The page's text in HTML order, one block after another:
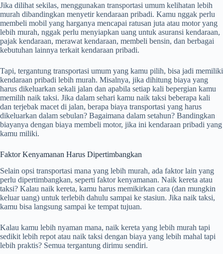
Jika dilihat sekilas, menggunakan transportasi umum kelihatan lebih
murah dibandingkan menyetir kendaraan pribadi. Kamu nggak perlu
membeli mobil yang harganya mencapai ratusan juta atau motor yang
lebih murah, nggak perlu menyiapkan uang untuk asuransi kendaraan,
pajak kendaraan, merawat kendaraan, membeli bensin, dan berbagai
kebutuhan lainnya terkait kendaraan pribadi.
Tapi, tergantung transportasi umum yang kamu pilih, bisa jadi memiliki
kendaraan pribadi lebih murah. Misalnya, jika dihitung biaya yang
harus dikeluarkan sekali jalan dan apabila setiap kali bepergian kamu
memilih naik taksi. Jika dalam sehari kamu naik taksi beberapa kali
dan terjebak macet di jalan, berapa biaya transportasi yang harus
dikeluarkan dalam sebulan? Bagaimana dalam setahun? Bandingkan
biayanya dengan biaya membeli motor, jika ini kendaraan pribadi yang
kamu miliki.
Faktor Kenyamanan Harus Dipertimbangkan
Selain opsi transportasi mana yang lebih murah, ada faktor lain yang
perlu dipertimbangkan, seperti faktor kenyamanan. Naik kereta atau
taksi? Kalau naik kereta, kamu harus memikirkan cara (dan mungkin
keluar uang) untuk terlebih dahulu sampai ke stasiun. Jika naik taksi,
kamu bisa langsung sampai ke tempat tujuan.
Kalau kamu lebih nyaman mana, naik kereta yang lebih murah tapi
sedikit lebih repot atau naik taksi dengan biaya yang lebih mahal tapi
lebih praktis? Semua tergantung dirimu sendiri.